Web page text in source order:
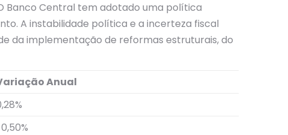
Banco Central tem adotado uma política
A instabilidade política e a incerteza fiscal
da implementação de reformas estruturais, do
Anual